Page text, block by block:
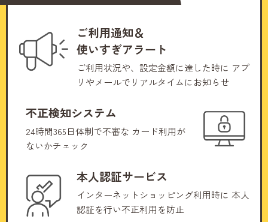
ご利用通知＆
使いすぎアラート
ご利用状況や、設定金額に達した時に アプ
リやメールでリアルタイムにお知らせ
不正検知システム
24時間365日体制で不審な カード利用が
ないかチェック
本人認証サービス
インターネットショッピング利用時に 本人
認証を行い不正利用を防止